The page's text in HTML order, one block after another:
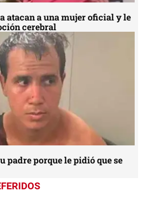
atacan a una mujer oficial y le
cerebral
padre porque le pidió que se